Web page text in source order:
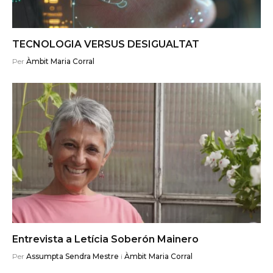
TECNOLOGIA VERSUS DESIGUALTAT
Per Àmbit Maria Corral
Entrevista a Letícia Soberón Mainero
Per Assumpta Sendra Mestre i Àmbit Maria Corral